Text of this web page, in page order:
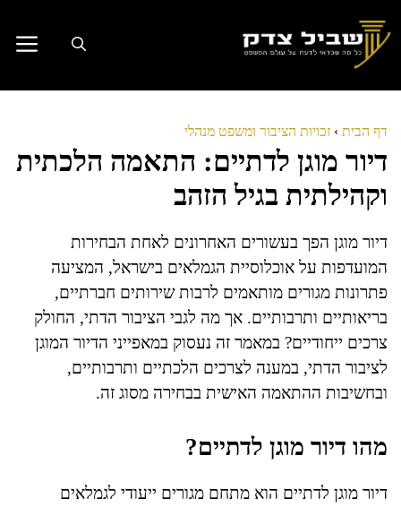
לתוכן
דף הבית › זכויות הציבור ומשפט מנהלי
דיור מוגן לדתיים: התאמה הלכתית
וקהילתית בגיל הזהב
דיור מוגן הפך בעשורים האחרונים לאחת הבחירות
המועדפות על אוכלוסיית הגמלאים בישראל, המציעה
פתרונות מגורים מותאמים לרבות שירותים חברתיים,
בריאותיים ותרבותיים. אך מה לגבי הציבור הדתי, החולק
צרכים ייחודיים? במאמר זה נעסוק במאפייני הדיור המוגן
לציבור הדתי, במענה לצרכים הלכתיים ותרבותיים,
ובחשיבות ההתאמה האישית בבחירה מסוג זה.
מהו דיור מוגן לדתיים?
דיור מוגן לדתיים הוא מתחם מגורים ייעודי לגמלאים